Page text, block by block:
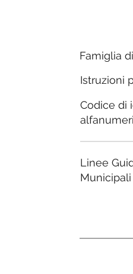
Famiglia
Istruzioni
Codice di
Linee